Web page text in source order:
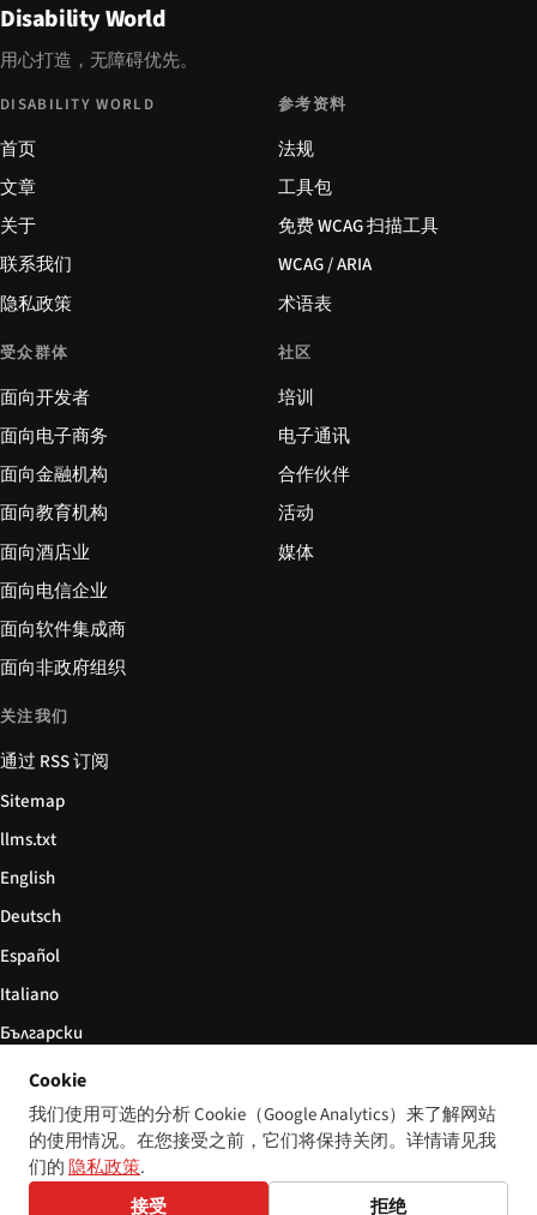
Disability World
用心打造，无障碍优先。
DISABILITY WORLD
首页
文章
关于
联系我们
隐私政策
参考资料
法规
工具包
免费 WCAG 扫描工具
WCAG / ARIA
术语表
受众群体
面向开发者
面向电子商务
面向金融机构
面向教育机构
面向酒店业
面向电信企业
面向软件集成商
面向非政府组织
社区
培训
电子通讯
合作伙伴
活动
媒体
关注我们
通过 RSS 订阅
Sitemap
llms.txt
English
Deutsch
Español
Italiano
Български
简体中文
© 2026 Disability World. 版权所有。 Cookie 设置
Español PolskiFrançais
Cookie
我们使用可选的分析 Cookie（Google Analytics）来了解网站
的使用情况。在您接受之前，它们将保持关闭。详情请见我
们的隐私政策.
接受
拒绝